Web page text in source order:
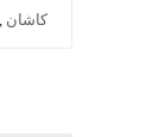
,حضور